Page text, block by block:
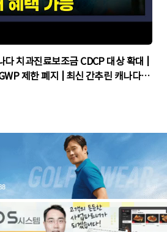
치과진료보조금 CDCP 대상 확대 |
제한 폐지 | 최신 간추린 캐나다뉴
| 캐나다뉴스 | 토론토뉴스